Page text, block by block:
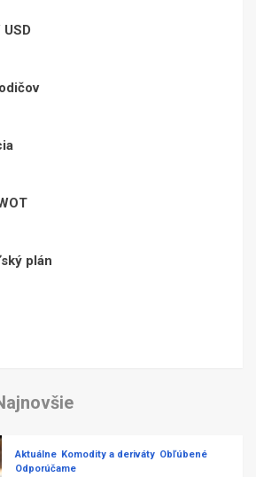
USD
plán
Aktuálne Komodity a deriváty Obľúbené
Odporúčame